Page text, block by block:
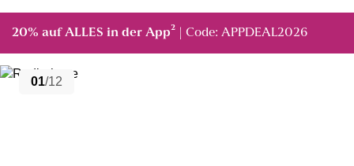
20% auf ALLES in der App² | Code: APPDEAL2026
01/12